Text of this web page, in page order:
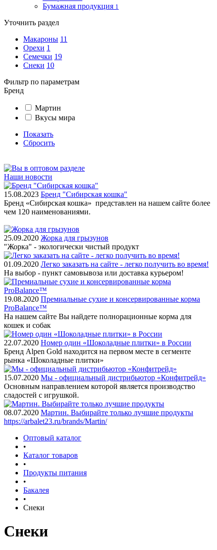
Бумажная продукция 1
Уточнить раздел
Макароны 11
Орехи 1
Семечки 19
Снеки 10
Фильтр по параметрам
Бренд
Мартин
Вкусы мира
Показать
Сбросить
Наши новости
15.08.2023 Бренд "Сибирская кошка"
Бренд «Сибирская кошка» представлен на нашем сайте более
чем 120 наименованиями.
25.09.2020 Жорка для грызунов
"Жорка" - экологически чистый продукт
01.09.2020 Легко заказать на сайте - легко получить во время!
На выбор - пункт самовывоза или доставка курьером!
19.08.2020 Премиальные сухие и консервированные корма
ProBalance™
На нашем сайте Вы найдете полнорационные корма для
кошек и собак
22.07.2020 Номер один «Шоколадные плитки» в России
Бренд Alpen Gold находится на первом месте в сегменте
рынка «Шоколадные плитки»
15.07.2020 Мы - официальный дистрибьютор «Конфитрейд»
Основным направлением которой является производство
сладостей с игрушкой.
08.07.2020 Мартин. Выбирайте только лучшие продукты
https://arbalet23.ru/brands/Martin/
Оптовый каталог
•
Каталог товаров
•
Продукты питания
•
Бакалея
•
Снеки
Снеки